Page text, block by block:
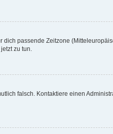
passende Zeitzone
zu tun.
falsch. Kontaktiere einen